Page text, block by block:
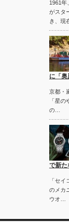
1961年
がスタ
き、現
に「奥
京都・
「星
の…
で新た
「セ
のメカ
ウオ…